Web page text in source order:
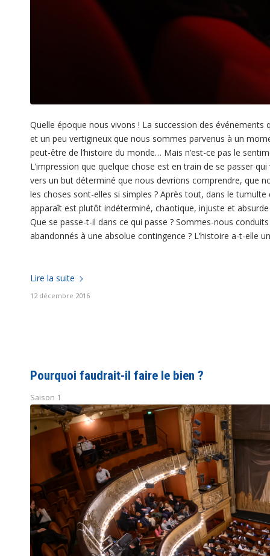
Quelle époque nous vivons ! La succession des
et un peu vertigineux que nous sommes parvenus à un
peut-être de l’histoire du monde… Mais n’est-ce pas le
L’impression que quelque chose est en train de se passer
vers un but déterminé que nous devrions comprendre, que
les choses sont-elles si simples ? Après tout, dans le
apparaît est plutôt indéterminé, chaotique, injuste et
Que se passe-t-il dans ce qui passe ? Sommes-nous
abandonnés à une absolue contingence ? L’histoire a-t-elle
Lire la suite
12 décembre 2016
Pourquoi faudrait-il faire le bien ?
Saison 1